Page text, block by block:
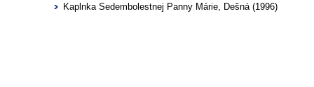
Kaplnka Sedembolestnej Panny Márie, Dešná (1996)